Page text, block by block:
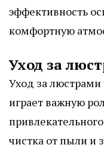
эффективность
комфортную
Уход за
Уход за
играет важную
чистка от пыли и